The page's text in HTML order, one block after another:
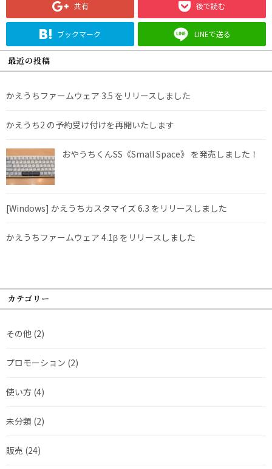
共有 後で読む
ブックマーク LINEで送る
最近の投稿
かえうちファームウェア 3.5 をリリースしました
かえうち2 の予約受け付けを再開いたします
おやうちくんSS《Small Space》 を発売しました！
[Windows] かえうちカスタマイズ 6.3 をリリースしました
かえうちファームウェア 4.1β をリリースしました
カテゴリー
その他 (2)
プロモーション (2)
使い方 (4)
未分類 (2)
販売 (24)